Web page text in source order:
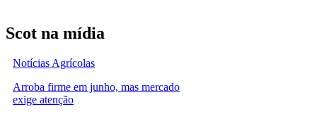
Scot na mídia
Notícias Agrícolas
Arroba firme em junho, mas mercado
exige atenção